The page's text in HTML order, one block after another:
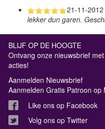
21-11-
lekker dun garen.
BLIJF OP DE HOOGTE
Ontvang onze nieuwsbrief
acties!
Aanmelden Nieuwsbrief
Aanmelden Gratis Patroon op
Like ons op Facebook
Volg ons op Twitter